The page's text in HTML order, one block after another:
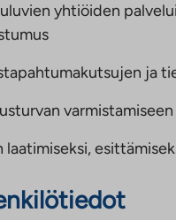
yhtiöiden
ja
varmistamiseen